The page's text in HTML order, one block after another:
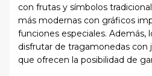
con frutas y símbolos
más modernas con gráficos
funciones especiales. Además,
disfrutar de tragamonedas con
que ofrecen la posibilidad de